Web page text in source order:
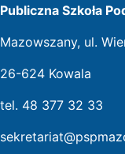
Publiczna Szkoła
Mazowszany, ul.
26-624 Kowala
tel. 48 377 32 33